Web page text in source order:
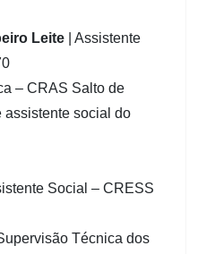
Leite
| Assistente
– CRAS Salto de
assistente social do
Social – CRESS
Técnica dos